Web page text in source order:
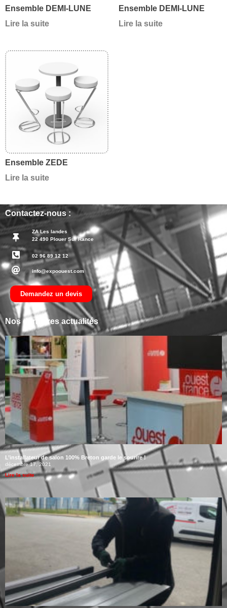
Ensemble DEMI-LUNE
Lire la suite
Ensemble DEMI-LUNE
Lire la suite
Ensemble ZEDE
Lire la suite
Contactez-nous :
ZA Les landes
22 490 Plouer Sur Rance
02 96 89 12 12
info@expoouest.com
Demandez un devis
Nos dernières actualités
L’installateur de salon 100% Breton garde le sourire !
décembre 17, 2021
Lire la suite